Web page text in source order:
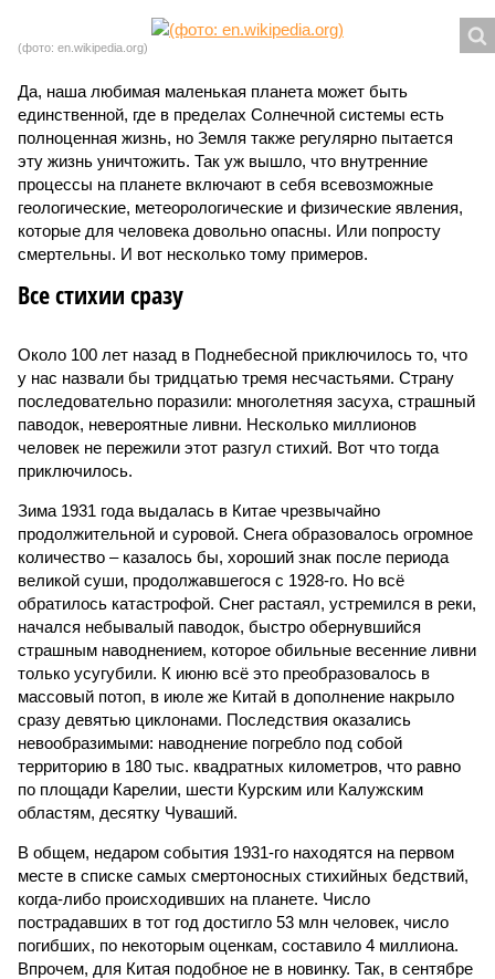
(фото: en.wikipedia.org)
Да, наша любимая маленькая планета может быть
единственной, где в пределах Солнечной системы есть
полноценная жизнь, но Земля также регулярно пытается
эту жизнь уничтожить. Так уж вышло, что внутренние
процессы на планете включают в себя всевозможные
геологические, метеорологические и физические явления,
которые для человека довольно опасны. Или попросту
смертельны. И вот несколько тому примеров.
Все стихии сразу
Около 100 лет назад в Поднебесной приключилось то, что
у нас назвали бы тридцатью тремя несчастьями. Страну
последовательно поразили: многолетняя засуха, страшный
паводок, невероятные ливни. Несколько миллионов
человек не пережили этот разгул стихий. Вот что тогда
приключилось.
Зима 1931 года выдалась в Китае чрезвычайно
продолжительной и суровой. Снега образовалось огромное
количество – казалось бы, хороший знак после периода
великой суши, продолжавшегося с 1928-го. Но всё
обратилось катастрофой. Снег растаял, устремился в реки,
начался небывалый паводок, быстро обернувшийся
страшным наводнением, которое обильные весенние ливни
только усугубили. К июню всё это преобразовалось в
массовый потоп, в июле же Китай в дополнение накрыло
сразу девятью циклонами. Последствия оказались
невообразимыми: наводнение погребло под собой
территорию в 180 тыс. квадратных километров, что равно
по площади Карелии, шести Курским или Калужским
областям, десятку Чуваший.
В общем, недаром события 1931-го находятся на первом
месте в списке самых смертоносных стихийных бедствий,
когда-либо происходивших на планете. Число
пострадавших в тот год достигло 53 млн человек, число
погибших, по некоторым оценкам, составило 4 миллиона.
Впрочем, для Китая подобное не в новинку. Так, в сентябре